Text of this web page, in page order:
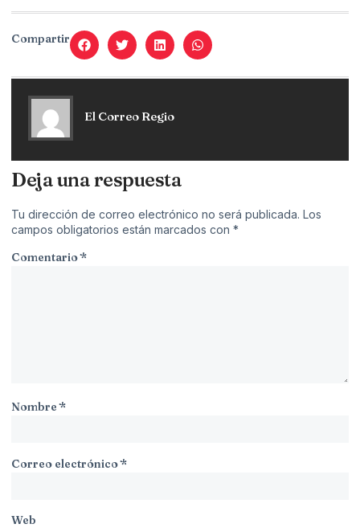
Compartir
El Correo Regio
Deja una respuesta
Tu dirección de correo electrónico no será publicada. Los
campos obligatorios están marcados con *
Comentario*
Nombre*
Correo electrónico*
Web